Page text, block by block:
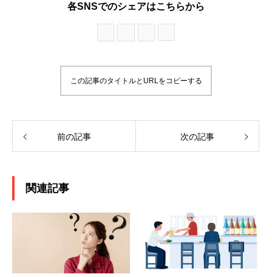
各SNSでのシェアはこちらから
この記事のタイトルとURLをコピーする
前の記事 次の記事
関連記事